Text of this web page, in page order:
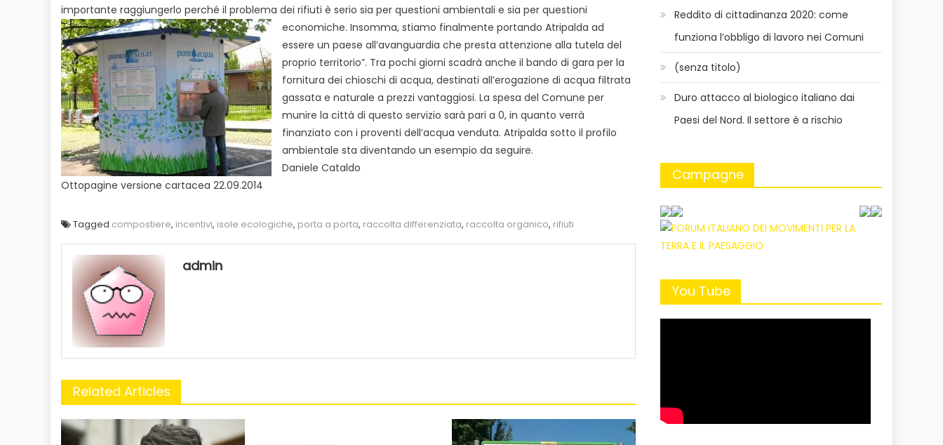
importante raggiungerlo perché il problema dei rifiuti è serio sia per questioni ambientali e sia per questioni
economiche. Insomma, stiamo finalmente portando Atripalda ad
essere un paese all’avanguardia che presta attenzione alla tutela del
proprio territorio”. Tra pochi giorni scadrà anche il bando di gara per la
fornitura dei chioschi di acqua, destinati all’erogazione di acqua filtrata
gassata e naturale a prezzi vantaggiosi. La spesa del Comune per
munire la città di questo servizio sarà pari a 0, in quanto verrà
finanziato con i proventi dell’acqua venduta. Atripalda sotto il profilo
ambientale sta diventando un esempio da seguire.
Daniele Cataldo
Ottopagine versione cartacea 22.09.2014
Tagged compostiere, incentivi, isole ecologiche, porta a porta, raccolta differenziata, raccolta organico, rifiuti
admin
Related Articles
Reddito di cittadinanza 2020: come
funziona l’obbligo di lavoro nei Comuni
(senza titolo)
Duro attacco al biologico italiano dai
Paesi del Nord. Il settore è a rischio
Campagne
You Tube